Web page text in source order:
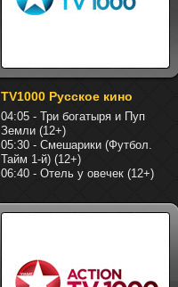
TV1000 Русское кино
04:05 - Три богатыря и Пуп
Земли (12+)
05:30 - Смешарики (Футбол.
Тайм 1-й) (12+)
06:40 - Отель у овечек (12+)